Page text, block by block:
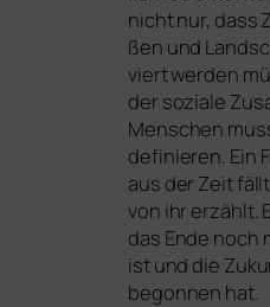
nicht nur, dass
ßen und
viert wer­den
der sozia­le
Menschen
defi­nie­ren. Ein
aus der Zeit
von ihr erzählt.
das Ende noch
ist und die
begon­nen hat.